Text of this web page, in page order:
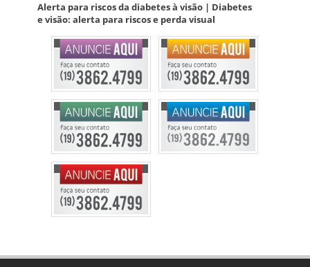
Alerta para riscos da diabetes à visão | Diabetes
e visão: alerta para riscos e perda visual